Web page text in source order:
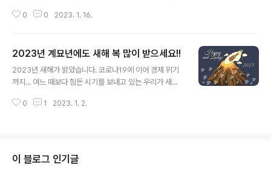
이어지는 대체 휴일 덕에 안심한 이번 설. 그런데 진짜 안심
설 선물은 언제 해도 늘 고민이고 부담인데요. 혹시 아직 고
민 중이신 분들이 계시다면 샵풀무원에서 준비한 2023 설
프로모션을 통해 선물 고민을 덜어보시는건 어떨까요? 샵
생활, 풀무원녹즙, 풀무원로하스 등 풀무원의 지속가능한
0 0 2023. 1. 16.
2023년 계묘년에도 새해 복 많이 받으세요!!
2023년 새해가 밝았습니다. 코로나19에 이어 경제 위기
까지... 여느 때보다 힘든 시기를 보내고 있는 우리가 새해
닐까 싶은데요. 때마침 2023년이 계묘년. 검은 토끼의 해
을 세웠다가 흐지부지되는 경험을 많이 했다면 올해는 꼭
이룰 수 있는 계획으로 최소한만 세워보기로 해요. 영어 마
0 1 2023. 1. 2.
이 블로그 인기글